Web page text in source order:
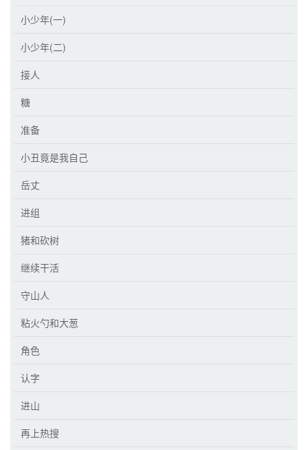
小少年(一)
小少年(二)
接人
糖
准备
小丑竟是我自己
岳丈
进组
猪和砍树
继续干活
守山人
粘火勺和大葱
角色
认字
进山
再上热搜